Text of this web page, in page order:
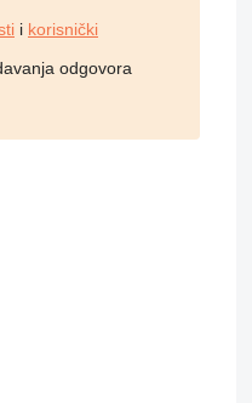
i korisnički
odgovora